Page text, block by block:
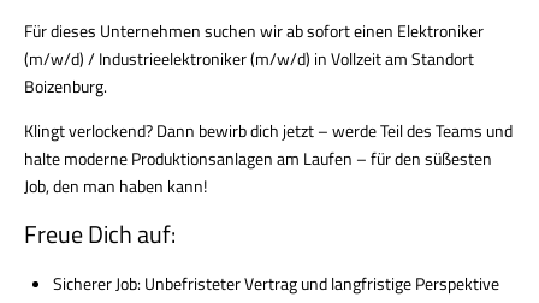
Für dieses Unternehmen suchen wirab soforteinen Elektroniker
(m/w/d) / Industrieelektroniker (m/w/d) in Vollzeit am Standort
Boizenburg.
Klingt verlockend? Dann bewirb dich jetzt – werde Teil des Teams und
halte moderne Produktionsanlagen am Laufen – für den süßesten
Job, den man haben kann!
Freue Dich auf:
Sicherer Job:Unbefristeter Vertrag und langfristige Perspektive